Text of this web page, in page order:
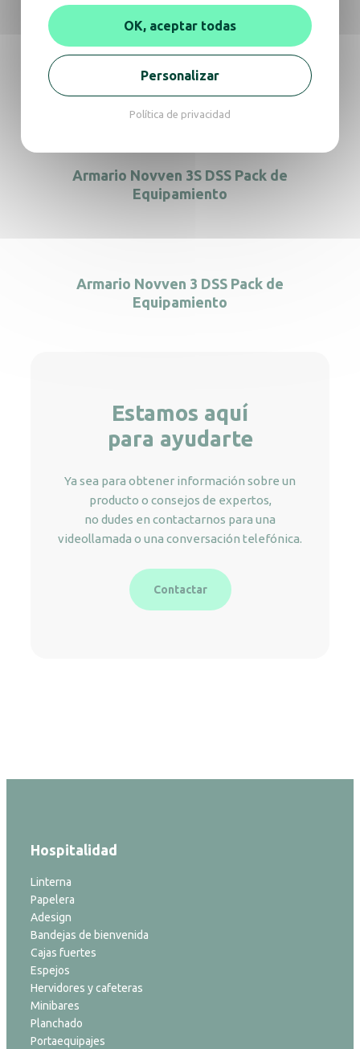
también
Armario Novven 3S DSS Pack Óptimo
Armario Novven 3S DSS Pack de
Equipamiento
Armario Novven 3 DSS Pack de
Equipamiento
Estamos aquí
para ayudarte
Ya sea para obtener información sobre un
producto o consejos de expertos,
no dudes en contactarnos para una
videollamada o una conversación telefónica.
Contactar
Hospitalidad
Linterna
Papelera
Adesign
Bandejas de bienvenida
Cajas fuertes
Espejos
Hervidores y cafeteras
Minibares
Planchado
Portaequipajes
OK, aceptar todas
Personalizar
Política de privacidad